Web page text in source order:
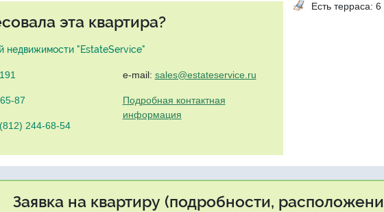
эта квартира?
недвижимости "EstateService"
87
244-68-54
e-mail: sales@estateservice.ru
Подробная контактная
информация
Есть терраса: 6
Заявка на квартиру (подробности,